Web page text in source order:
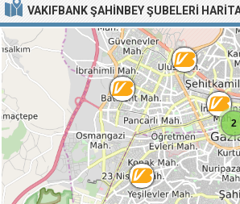
VAKIFBANK ŞAHINBEY ŞUBELERI
2